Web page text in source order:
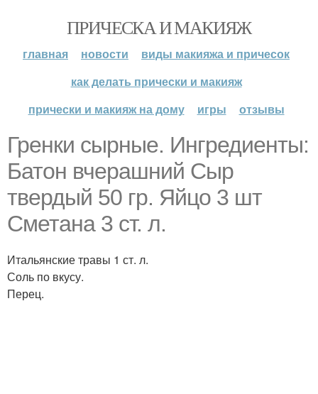
ПРИЧЕСКА И МАКИЯЖ
главная новости
виды макияжа и причесок
как делать прически и макияж
прически и макияж на дому
игры отзывы
Гренки сырные. Ингредиенты:
Батон вчерашний Сыр
твердый 50 гр. Яйцо 3 шт
Сметана 3 ст. л.
Итальянские травы 1 ст. л.
Соль по вкусу.
Перец.